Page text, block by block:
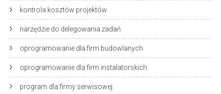
kontrola kosztów projektów
narzędzie do delegowania zadań
oprogramowanie dla firm budowlanych
oprogramowanie dla firm instalatorskich
program dla firmy serwisowej